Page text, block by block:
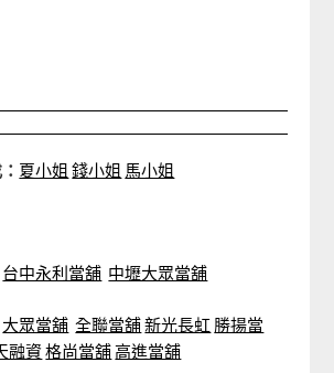
夏小姐 錢小姐 馬小姐
台中永利當舖 中壢大眾當舖
大眾當舖 全聯當舖新光長虹 勝揚當
融資格尚當舖高進當舖